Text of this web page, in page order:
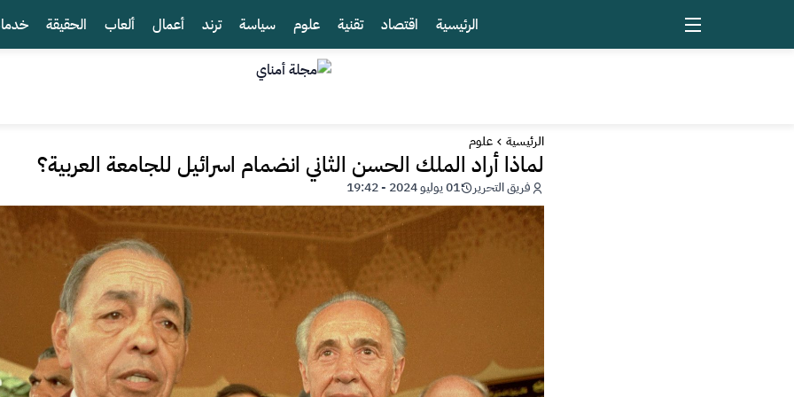
الرئيسية اقتصاد تقنية علوم سياسة ترند أعمال ألعاب الحقيقة
الرئيسية علوم
لماذا أراد الملك الحسن الثاني انضمام اسرائيل للجامعة العربية؟
فريق التحرير 01 يوليو 2024 - 19:42